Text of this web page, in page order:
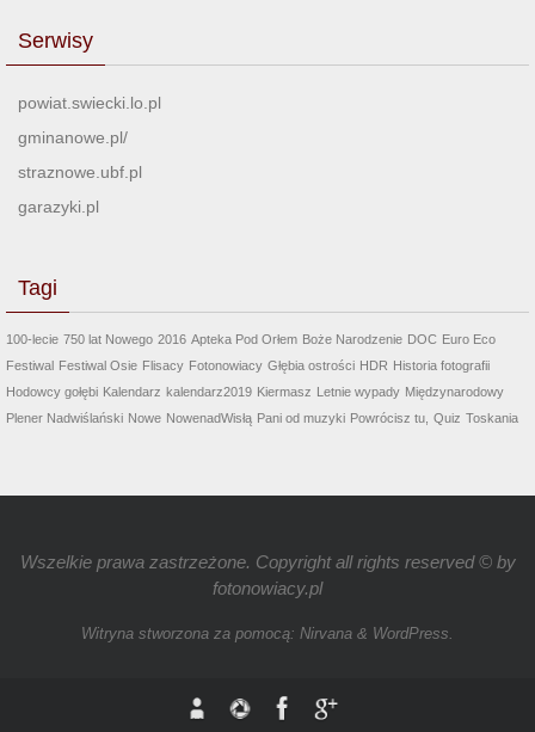
Serwisy
powiat.swiecki.lo.pl
gminanowe.pl/
straznowe.ubf.pl
garazyki.pl
Tagi
100-lecie 750 lat Nowego 2016 Apteka Pod Orłem Boże Narodzenie DOC Euro Eco
Festiwal
Festiwal Osie Flisacy Fotonowiacy Głębia ostrości HDR Historia fotografii
Hodowcy gołębi Kalendarz kalendarz2019 Kiermasz Letnie wypady Międzynarodowy
Plener Nadwiślański Nowe NowenadWisłą Pani od muzyki Powrócisz tu, Quiz Toskania
Wszelkie prawa zastrzeżone. Copyright all rights reserved © by
fotonowiacy.pl
Witryna stworzona za pomocą: Nirvana & WordPress.